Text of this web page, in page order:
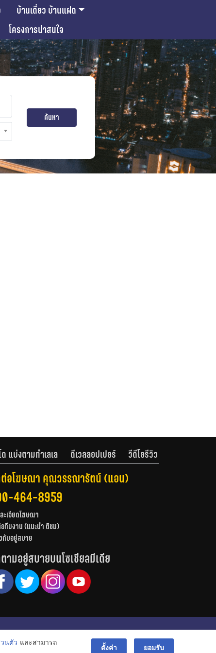
บ้านเดี่ยว บ้านแฝด
โครงการน่าสนใจ
ค้นหา
แบ่งตามทำเลเล ดีเวลลอปเปอร์ วีดีโอรีวิว
อโฆษณา คุณวรรณารัตน์ (แอน)
464-8959
ะเอียดโฆษณา
ทีมงาน (แนะนำ ติชม)
กับอยู่สบาย
ามอยู่สบายบนโซเชียลมีเดีย
© สงวนลิขสิทธิ์ 2556-2564
นตัว และสามารถ
ตั้งค่า ยอมรับ